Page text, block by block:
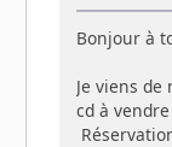
Bonjour à
Je viens
cd à